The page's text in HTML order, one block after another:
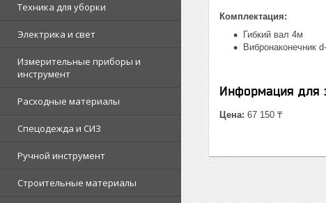
Техника для уборки
Электрика и свет
Измерительные приборы и
инструмент
Расходные материалы
Спецодежда и СИЗ
Ручной инструмент
Строительные материалы
Комплектация:
Гибкий вал 4м
Вибронаконечник
Информация для
Цена: 67 150 ₸